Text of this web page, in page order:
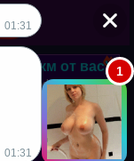
(1км от вас)
в профиле. Хочу
01:31
01:31
1